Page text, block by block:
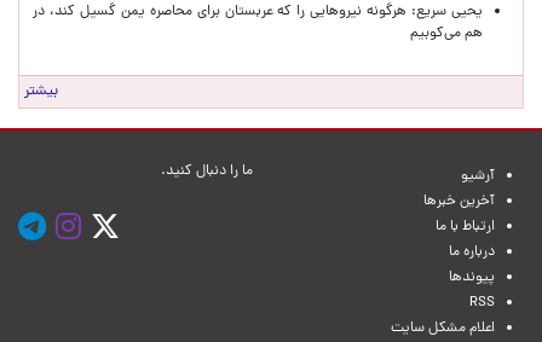
یحیی سریع: هرگونه نیروهایی را که عربستان برای محاصره یمن گسیل کند، در
هم می‌کوبیم
بیشتر
آرشیو
آخرین خبرها
ارتباط با ما
درباره ما
پیوندها
RSS
اعلام مشکل سایت
ما را دنبال کنید.